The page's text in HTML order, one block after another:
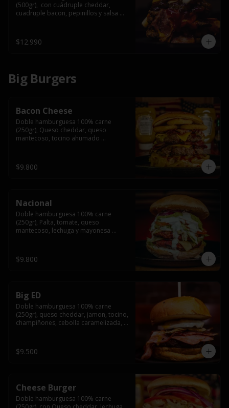
(500gr),  con cuádruple cheddar,
cuadruple bacon, pepinillos y salsa
$12.990
Big Burgers
Bacon Cheese
Doble hamburguesa 100% carne
(250gr), Queso cheddar, queso
mantecoso, tocino ahumado
brioche y acompañado de papas
fritas.
$9.800
Nacional
Doble hamburguesa 100% carne
(250gr), Palta, tomate, queso
mantecoso, lechuga y mayonesa
$9.800
Big ED
Doble hamburguesa 100% carne
(250gr), queso cheddar, jamon, tocino,
champiñones, cebolla caramelizada,
$9.500
Cheese Burger
Doble hamburguesa 100% carne